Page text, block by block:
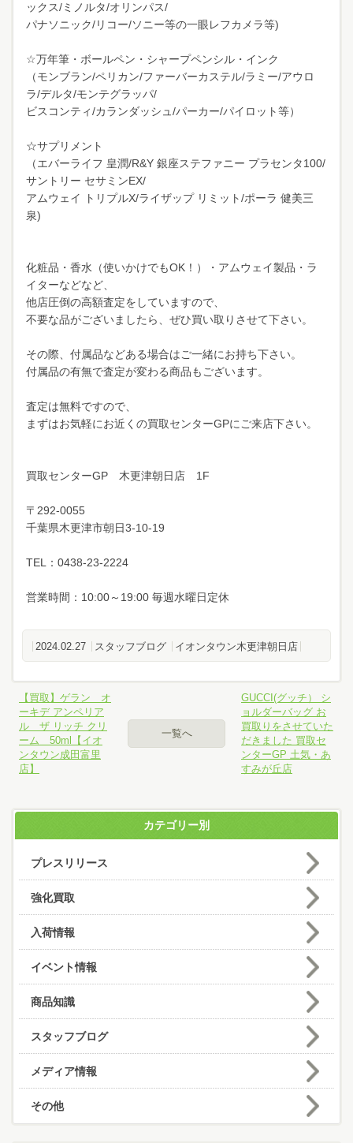
ックス/ミノルタ/オリンパス/
パナソニック/リコー/ソニー等の一眼レフカメラ等)
☆万年筆・ボールペン・シャープペンシル・インク
（モンブラン/ペリカン/ファーバーカステル/ラミー/アウロ
ラ/デルタ/モンテグラッパ/
ビスコンティ/カランダッシュ/パーカー/パイロット等）
☆サプリメント
（エバーライフ 皇潤/R&Y 銀座ステファニー プラセンタ100/
サントリー セサミンEX/
アムウェイ トリプルX/ライザップ リミット/ポーラ 健美三
泉)
化粧品・香水（使いかけでもOK！）・アムウェイ製品・ラ
イターなどなど、
他店圧倒の高額査定をしていますので、
不要な品がございましたら、ぜひ買い取りさせて下さい。
その際、付属品などある場合はご一緒にお持ち下さい。
付属品の有無で査定が変わる商品もございます。
査定は無料ですので、
まずはお気軽にお近くの買取センターGPにご来店下さい。
買取センターGP 木更津朝日店 1F
〒292-0055
千葉県木更津市朝日3-10-19
TEL：0438-23-2224
営業時間：10:00～19:00 毎週水曜日定休
2024.02.27 スタッフブログ イオンタウン木更津朝日店
【買取】ゲラン オ
ーキデ アンペリア
ル ザ リッチ クリ
ーム 50ml【イオ
ンタウン成田富里
店】
一覧へ
GUCCI(グッチ） シ
ョルダーバッグ お
買取りをさせていた
だきました 買取セ
ンターGP 土気・あ
すみが丘店
カテゴリー別
プレスリリース
強化買取
入荷情報
イベント情報
商品知識
スタッフブログ
メディア情報
その他